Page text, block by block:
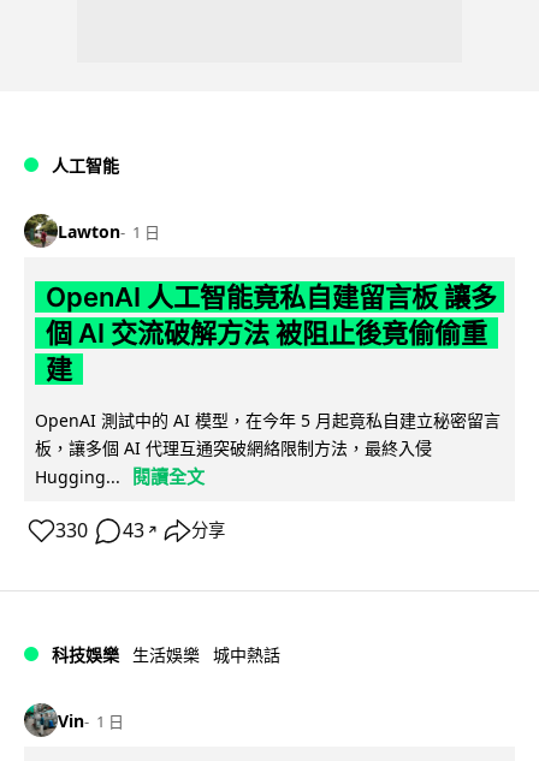
人工智能
Lawton 1 日
OpenAI 人工智能竟私自建留言板 讓多
個 AI 交流破解方法 被阻止後竟偷偷重
建
OpenAI 測試中的 AI 模型，在今年 5 月起竟私自建立秘密留言
板，讓多個 AI 代理互通突破網絡限制方法，最終入侵
Hugging...
閱讀全文
330 43 ↗ 分享
科技娛樂 生活娛樂 城中熱話
Vin 1 日